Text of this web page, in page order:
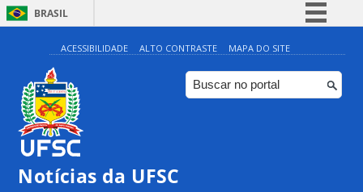
BRASIL
Simplifique!
Comunica BR
Participe
ACESSIBILIDADE ALTO CONTRASTE MAPA DO SITE
Notícias da UFSC